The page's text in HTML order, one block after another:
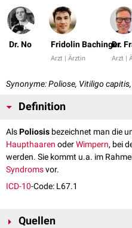
Dr. No Fridolin Bachinger
Arzt | Ärztin
Dr.
Arzt |
Synonyme: Poliose, Vitiligo
Definition
AlsPoliosis bezeichnet man die
Haupthaaren oderWimpern, bei
werden. Sie kommt u.a. im
Syndromsvor.
ICD-10-Code: L67.1
Quellen